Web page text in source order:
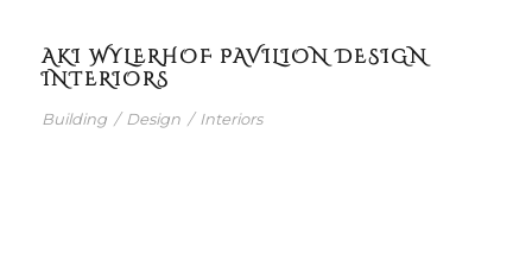
AKI WYLERHOF PAVILION DESIGN
INTERIORS
Building / Design / Interiors